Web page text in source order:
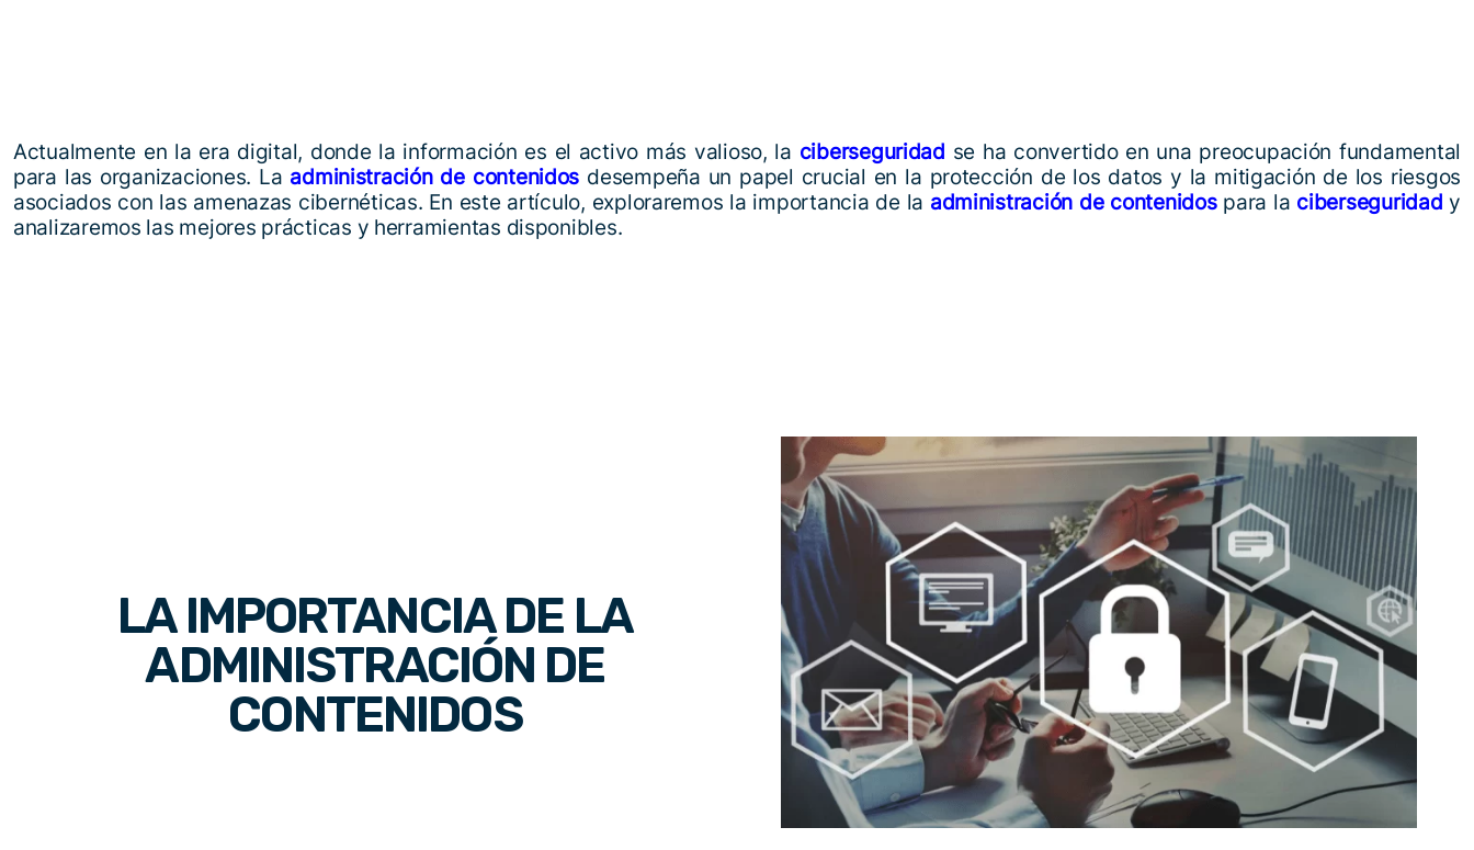
Actualmente en la era digital, donde la información es el activo más valioso, la ciberseguridad se ha convertido en una preocupación fundamental
para las organizaciones. La administración de contenidos desempeña un papel crucial en la protección de los datos y la mitigación de los riesgos
asociados con las amenazas cibernéticas. En este artículo, exploraremos la importancia de la administración de contenidospara la ciberseguridad y
analizaremos las mejores prácticas y herramientas disponibles.
LA IMPORTANCIA DE LA
ADMINISTRACIÓN DE
CONTENIDOS